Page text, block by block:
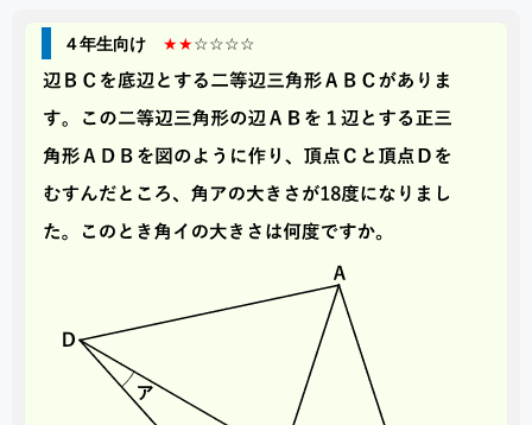
４年生向け ★★☆☆☆☆